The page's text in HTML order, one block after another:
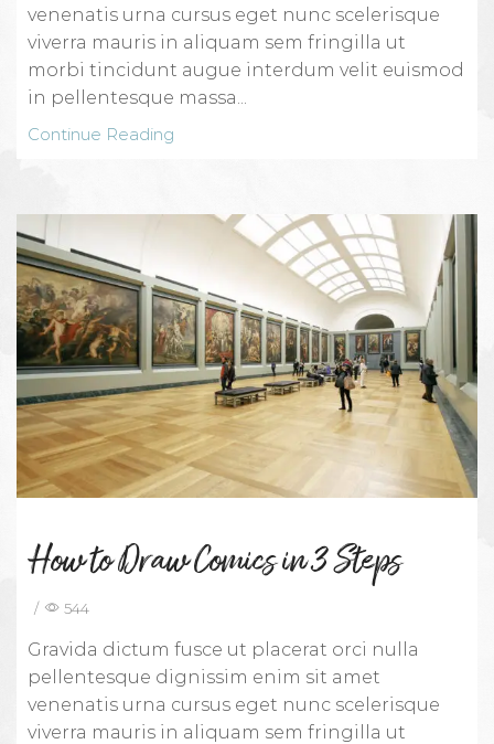
venenatis urna cursus eget nunc scelerisque
viverra mauris in aliquam sem fringilla ut
morbi tincidunt augue interdum velit euismod
in pellentesque massa...
Continue Reading
How to Draw Comics in 3 Steps
/ 544
Gravida dictum fusce ut placerat orci nulla
pellentesque dignissim enim sit amet
venenatis urna cursus eget nunc scelerisque
viverra mauris in aliquam sem fringilla ut